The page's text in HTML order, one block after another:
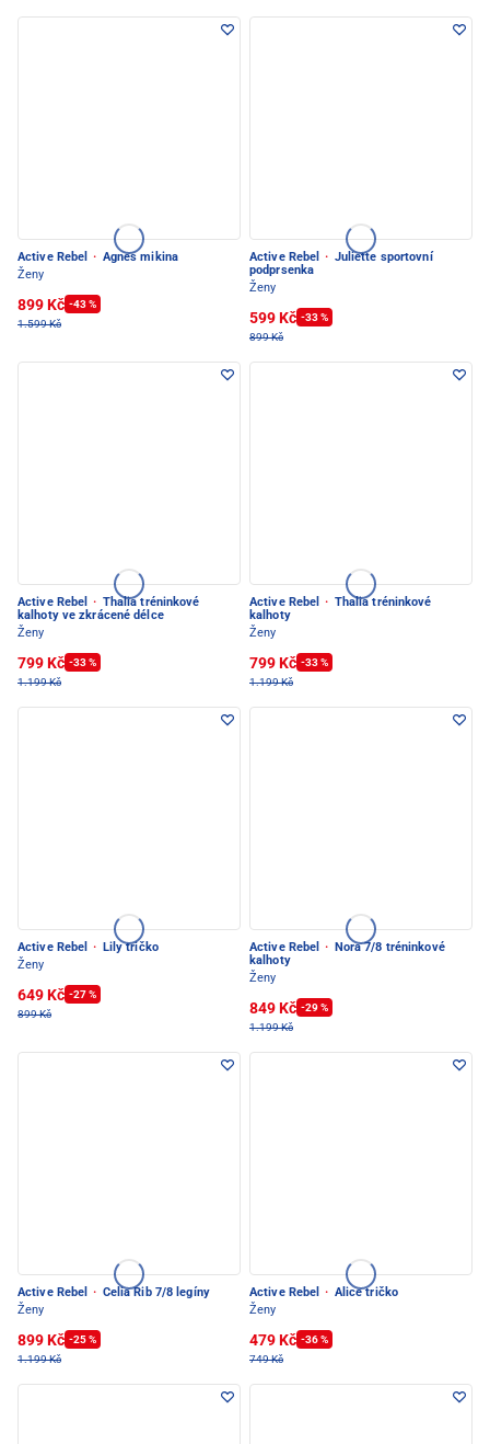
Active Rebel · Agnes mikina
Ženy
899 Kč -43 %
1.599 Kč
Active Rebel · Juliette sportovní
podprsenka
Ženy
599 Kč -33 %
899 Kč
Active Rebel · Thalia tréninkové
kalhoty ve zkrácené délce
Ženy
799 Kč -33 %
1.199 Kč
Active Rebel · Thalia tréninkové
kalhoty
Ženy
799 Kč -33 %
1.199 Kč
Active Rebel ·
Lily tričko
Ženy
649 Kč -27 %
899 Kč
Active Rebel ·
Nora 7/8 tréninkové
kalhoty
Ženy
849 Kč -29 %
1.199 Kč
Active Rebel · Celia Rib 7/8 legíny
Ženy
899 Kč -25 %
1.199 Kč
Active Rebel · Alice tričko
Ženy
479 Kč -36 %
749 Kč